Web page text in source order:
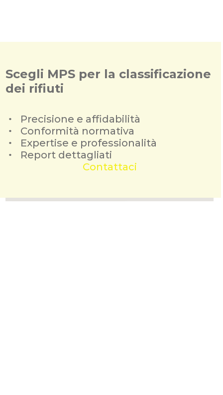
Scegli MPS per la classificazione
dei rifiuti
Precisione e affidabilità
Conformità normativa
Expertise e professionalità
Report dettagliati
Contattaci